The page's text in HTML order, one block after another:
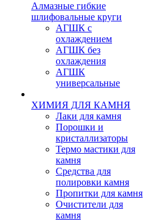
Алмазные гибкие
шлифовальные круги
АГШК с
охлаждением
АГШК без
охлаждения
АГШК
универсальные
ХИМИЯ ДЛЯ КАМНЯ
Лаки для камня
Порошки и
кристаллизаторы
Термо мастики для
камня
Средства для
полировки камня
Пропитки для камня
Очистители для
камня